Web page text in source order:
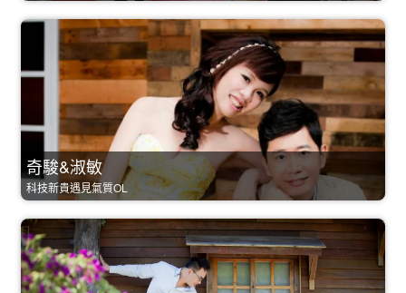
奇駿&淑敏
科技新貴遇見氣質OL